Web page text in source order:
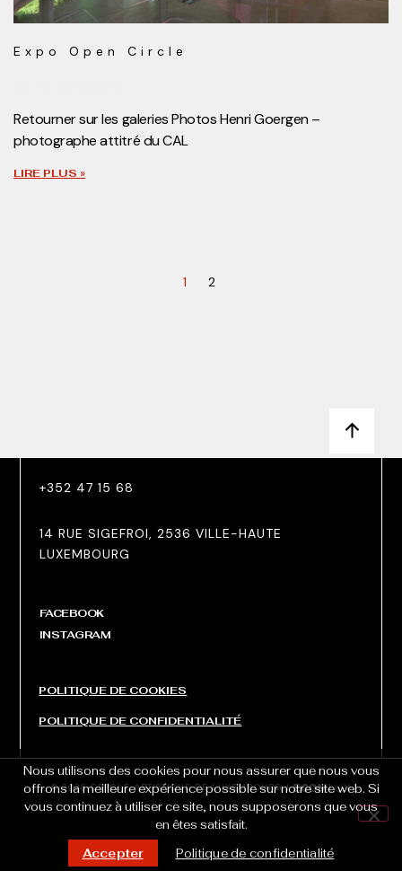
Expo Open Circle
Retourner sur les galeries Photos Henri Goergen –
photographe attitré du CAL
LIRE PLUS »
1 2
POLITIQUE DE COOKIES
POLITIQUE DE CONFIDENTIALITÉ
FACEBOOK
INSTAGRAM
14 RUE SIGEFROI, 2536 VILLE-HAUTE
LUXEMBOURG
+352 47 15 68
© 2026 CERCLE ARTISTIQUE DE LUXEMBOURG |
Nous utilisons des cookies pour nous assurer que nous vous
offrons la meilleure expérience possible sur notre site web. Si
vous continuez à utiliser ce site, nous supposerons que vous
en êtes satisfait.
Accepter
Politique de confidentialité